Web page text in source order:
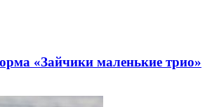
«Зайчики маленькие трио»